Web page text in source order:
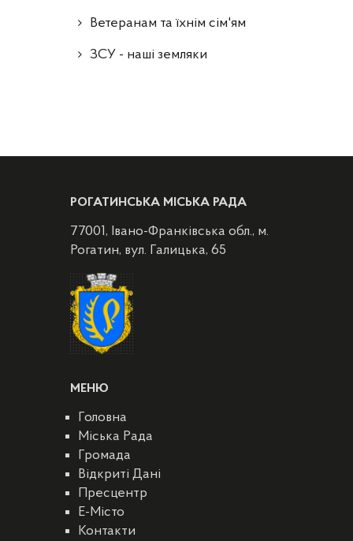
Ветеранам та їхнім сім'ям
ЗСУ - наші земляки
РОГАТИНСЬКА МІСЬКА РАДА
77001, Івано-Франківська обл., м.
Рогатин, вул. Галицька, 65
МЕНЮ
Головна
Міська Рада
Громада
Відкриті Дані
Пресцентр
E-Місто
Контакти